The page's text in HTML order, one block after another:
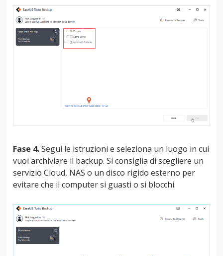
Fase 4.Segui le istruzioni e seleziona un luogo in cui
vuoi archiviare il backup. Si consiglia di scegliere un
servizio Cloud, NAS o un disco rigido esterno per
evitare che il computer si guasti o si blocchi.